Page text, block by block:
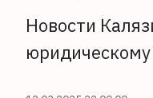
Новости
юридическому